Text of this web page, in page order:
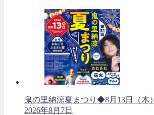
鬼の里納涼夏まつり◆8月13日（木）
2026年8月7日